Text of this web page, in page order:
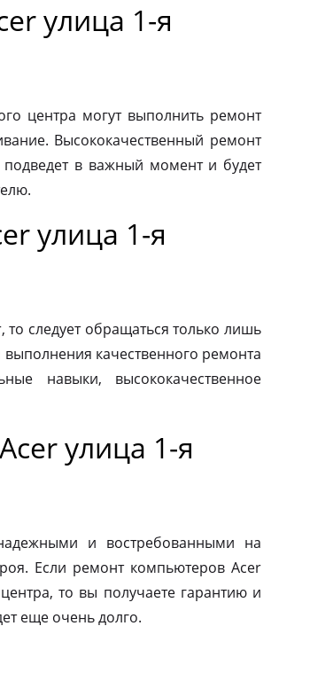
улица 1-я
центра могут выполнить ремонт
Высококачественный ремонт
подведет в важный момент и будет
улица 1-я
следует обращаться только лишь
качественного ремонта
навыки, высококачественное
улица 1-я
и востребованными на
Если ремонт компьютеров Acer
то вы получаете гарантию и
еще очень долго.